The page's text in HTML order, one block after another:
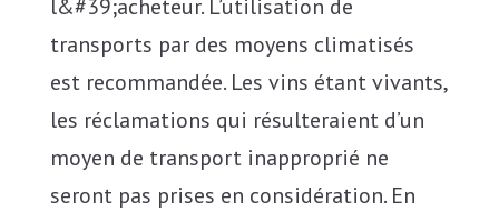
l&#39;acheteur. L’utilisation de
transports par des moyens climatisés
est recommandée. Les vins étant vivants,
les réclamations qui résulteraient d’un
moyen de transport inapproprié ne
seront pas prises en considération. En